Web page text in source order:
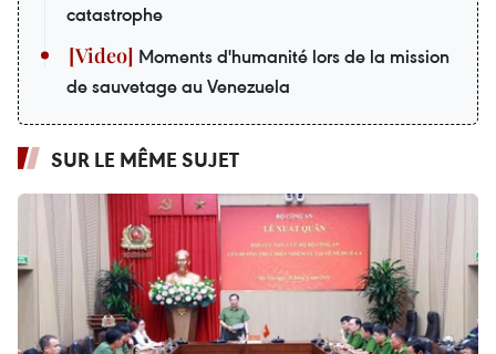
catastrophe
Moments d'humanité lors de la mission
de sauvetage au Venezuela
SUR LE MÊME SUJET